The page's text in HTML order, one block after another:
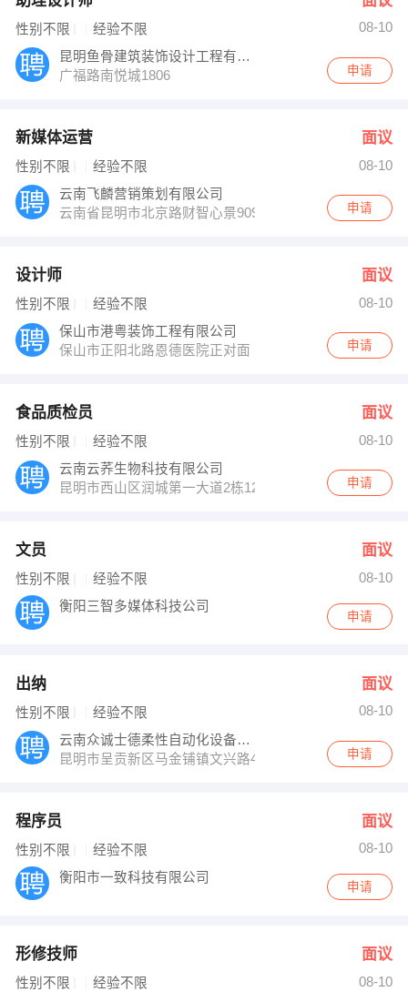
性别不限 经验不限
08-10
昆明鱼骨建筑装饰设计工程有限公司
广福路南悦城1806
申请
新媒体运营 面议
性别不限 经验不限
08-10
云南飞麟营销策划有限公司
云南省昆明市北京路财智心景909
申请
设计师 面议
性别不限 经验不限
08-10
保山市港粤装饰工程有限公司
保山市正阳北路恩德医院正对面
申请
食品质检员 面议
性别不限 经验不限
08-10
云南云荞生物科技有限公司
昆明市西山区润城第一大道2栋1202室
申请
文员 面议
性别不限 经验不限
08-10
衡阳三智多媒体科技公司
申请
出纳 面议
性别不限 经验不限
08-10
云南众诚士德柔性自动化设备有限公司
昆明市呈贡新区马金铺镇文兴路423号
申请
程序员 面议
性别不限 经验不限
08-10
衡阳市一致科技有限公司
申请
形修技师 面议
性别不限 经验不限
08-10